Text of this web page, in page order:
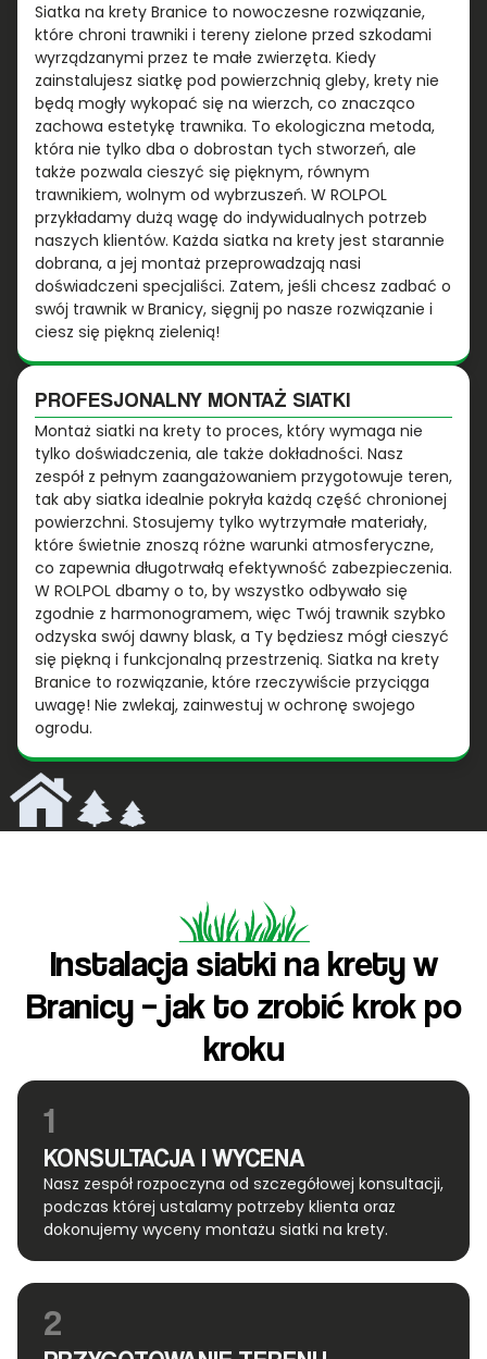
Siatka na krety Branice to nowoczesne rozwiązanie,
które chroni trawniki i tereny zielone przed szkodami
wyrządzanymi przez te małe zwierzęta. Kiedy
zainstalujesz siatkę pod powierzchnią gleby, krety nie
będą mogły wykopać się na wierzch, co znacząco
zachowa estetykę trawnika. To ekologiczna metoda,
która nie tylko dba o dobrostan tych stworzeń, ale
także pozwala cieszyć się pięknym, równym
trawnikiem, wolnym od wybrzuszeń. W ROLPOL
przykładamy dużą wagę do indywidualnych potrzeb
naszych klientów. Każda siatka na krety jest starannie
dobrana, a jej montaż przeprowadzają nasi
doświadczeni specjaliści. Zatem, jeśli chcesz zadbać o
swój trawnik w Branicy, sięgnij po nasze rozwiązanie i
ciesz się piękną zielenią!
PROFESJONALNY MONTAŻ SIATKI
Montaż siatki na krety to proces, który wymaga nie
tylko doświadczenia, ale także dokładności. Nasz
zespół z pełnym zaangażowaniem przygotowuje teren,
tak aby siatka idealnie pokryła każdą część chronionej
powierzchni. Stosujemy tylko wytrzymałe materiały,
które świetnie znoszą różne warunki atmosferyczne,
co zapewnia długotrwałą efektywność zabezpieczenia.
W ROLPOL dbamy o to, by wszystko odbywało się
zgodnie z harmonogramem, więc Twój trawnik szybko
odzyska swój dawny blask, a Ty będziesz mógł cieszyć
się piękną i funkcjonalną przestrzenią. Siatka na krety
Branice to rozwiązanie, które rzeczywiście przyciąga
uwagę! Nie zwlekaj, zainwestuj w ochronę swojego
ogrodu.
Instalacja siatki na krety w
Branicy – jak to zrobić krok po
kroku
1
KONSULTACJA I WYCENA
Nasz zespół rozpoczyna od szczegółowej konsultacji,
podczas której ustalamy potrzeby klienta oraz
dokonujemy wyceny montażu siatki na krety.
2